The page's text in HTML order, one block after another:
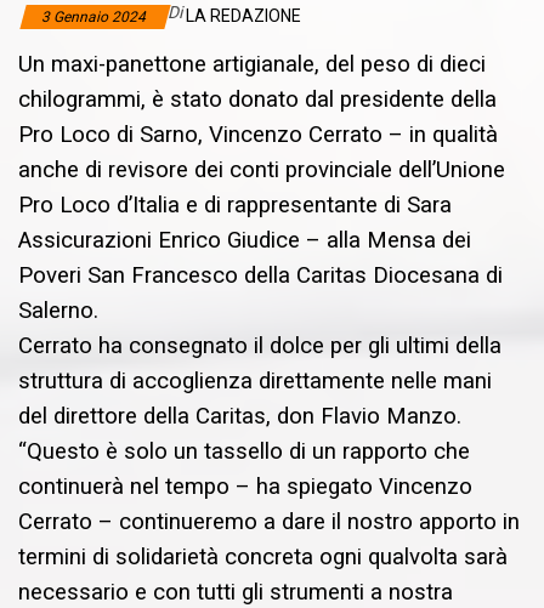
3 Gennaio 2024 Di LA REDAZIONE
Un maxi-panettone artigianale, del peso di dieci
chilogrammi, è stato donato dal presidente della
Pro Loco di Sarno, Vincenzo Cerrato – in qualità
anche di revisore dei conti provinciale dell’Unione
Pro Loco d’Italia e di rappresentante di Sara
Assicurazioni Enrico Giudice – alla Mensa dei
Poveri San Francesco della Caritas Diocesana di
Salerno.
Cerrato ha consegnato il dolce per gli ultimi della
struttura di accoglienza direttamente nelle mani
del direttore della Caritas, don Flavio Manzo.
“Questo è solo un tassello di un rapporto che
continuerà nel tempo – ha spiegato Vincenzo
Cerrato – continueremo a dare il nostro apporto in
termini di solidarietà concreta ogni qualvolta sarà
necessario e con tutti gli strumenti a nostra